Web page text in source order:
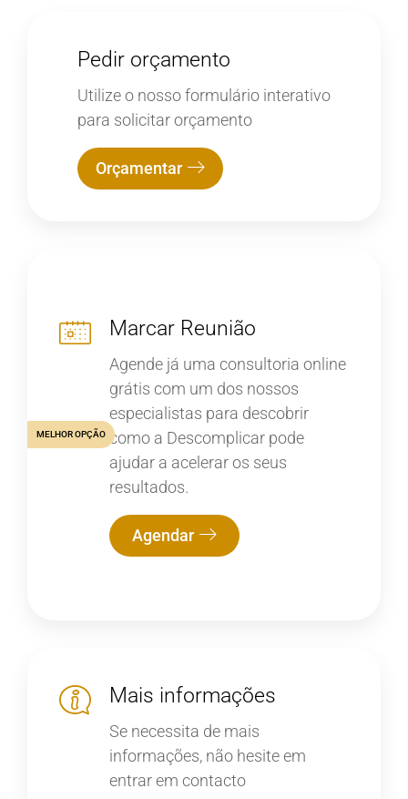
Pedir orçamento
Utilize o nosso formulário interativo
para solicitar orçamento
Orçamentar
Marcar Reunião
Agende já uma consultoria online
grátis com um dos nossos
especialistas para descobrir
como a Descomplicar pode
ajudar a acelerar os seus
resultados.
Agendar
MELHOR OPÇÃO
Mais informações
Se necessita de mais
informações, não hesite em
entrar em contacto